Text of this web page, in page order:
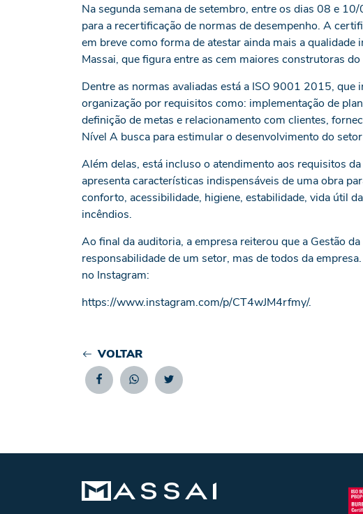
Na segunda semana de setembro, entre os dias 08 e
para a recertificação de normas de desempenho. A
em breve como forma de atestar ainda mais a
Massai, que figura entre as cem maiores construtoras do
Dentre as normas avaliadas está a ISO 9001 2015, que
organização por requisitos como: implementação de
definição de metas e relacionamento com clientes,
Nível A busca para estimular o desenvolvimento do
Além delas, está incluso o atendimento aos requisitos
apresenta características indispensáveis de uma obra
conforto, acessibilidade, higiene, estabilidade, vida útil
incêndios.
Ao final da auditoria, a empresa reiterou que a Gestão
responsabilidade de um setor, mas de todos da
no Instagram:
https://www.instagram.com/p/CT4wJM4rfmy/.
VOLTAR
FacebookWhatsappTwitter